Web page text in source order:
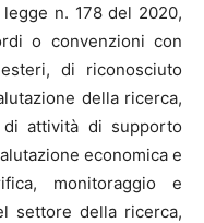
n. 178 del 2020,
o convenzioni con
di riconosciuto
della ricerca,
attività di supporto
economica e
monitoraggio e
settore della ricerca,